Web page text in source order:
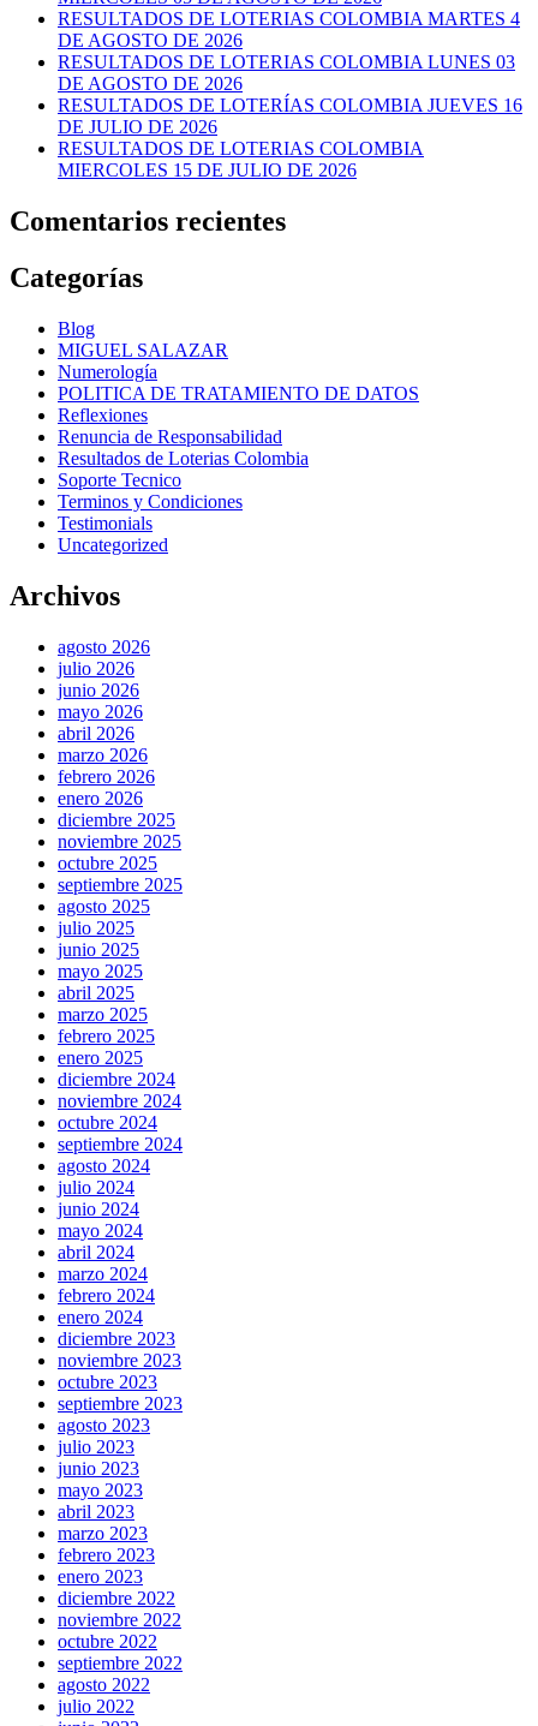
RESULTADOS DE LOTERIAS COLOMBIA MARTES 4
DE AGOSTO DE 2026
RESULTADOS DE LOTERIAS COLOMBIA LUNES 03
DE AGOSTO DE 2026
RESULTADOS DE LOTERÍAS COLOMBIA JUEVES 16
DE JULIO DE 2026
RESULTADOS DE LOTERIAS COLOMBIA
MIERCOLES 15 DE JULIO DE 2026
Comentarios recientes
Categorías
Blog
MIGUEL SALAZAR
Numerología
POLITICA DE TRATAMIENTO DE DATOS
Reflexiones
Renuncia de Responsabilidad
Resultados de Loterias Colombia
Soporte Tecnico
Terminos y Condiciones
Testimonials
Uncategorized
Archivos
agosto 2026
julio 2026
junio 2026
mayo 2026
abril 2026
marzo 2026
febrero 2026
enero 2026
diciembre 2025
noviembre 2025
octubre 2025
septiembre 2025
agosto 2025
julio 2025
junio 2025
mayo 2025
abril 2025
marzo 2025
febrero 2025
enero 2025
diciembre 2024
noviembre 2024
octubre 2024
septiembre 2024
agosto 2024
julio 2024
junio 2024
mayo 2024
abril 2024
marzo 2024
febrero 2024
enero 2024
diciembre 2023
noviembre 2023
octubre 2023
septiembre 2023
agosto 2023
julio 2023
junio 2023
mayo 2023
abril 2023
marzo 2023
febrero 2023
enero 2023
diciembre 2022
noviembre 2022
octubre 2022
septiembre 2022
agosto 2022
julio 2022